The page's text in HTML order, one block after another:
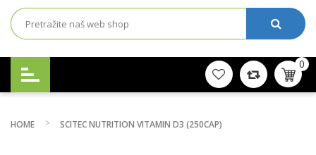
0
HOME SCITEC NUTRITION VITAMIN D3 (250CAP)